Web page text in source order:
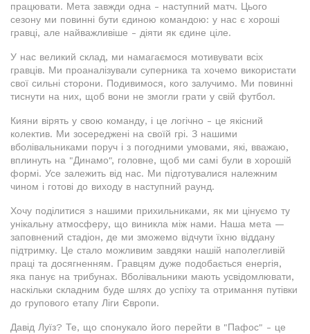
працювати. Мета завжди одна - наступний матч. Цього
сезону ми повинні бути єдиною командою: у нас є хороші
гравці, але найважливіше - діяти як єдине ціле.
У нас великий склад, ми намагаємося мотивувати всіх
гравців. Ми проаналізували суперника та хочемо використати
свої сильні сторони. Подивимося, кого залучимо. Ми повинні
тиснути на них, щоб вони не змогли грати у свій футбол.
Кияни вірять у свою команду, і це логічно - це якісний
колектив. Ми зосереджені на своїй грі. З нашими
вболівальниками поруч і з погодними умовами, які, вважаю,
вплинуть на "Динамо", головне, щоб ми самі були в хорошій
формі. Усе залежить від нас. Ми підготувалися належним
чином і готові до виходу в наступний раунд.
Хочу поділитися з нашими прихильниками, як ми цінуємо ту
унікальну атмосферу, що виникла між нами. Наша мета —
заповнений стадіон, де ми зможемо відчути їхню віддану
підтримку. Це стало можливим завдяки нашій наполегливій
праці та досягненням. Гравцям дуже подобається енергія,
яка панує на трибунах. Вболівальники мають усвідомлювати,
наскільки складним буде шлях до успіху та отримання путівки
до групового етапу Ліги Європи.
Давід Луїз? Те, що спонукало його перейти в "Пафос" - це